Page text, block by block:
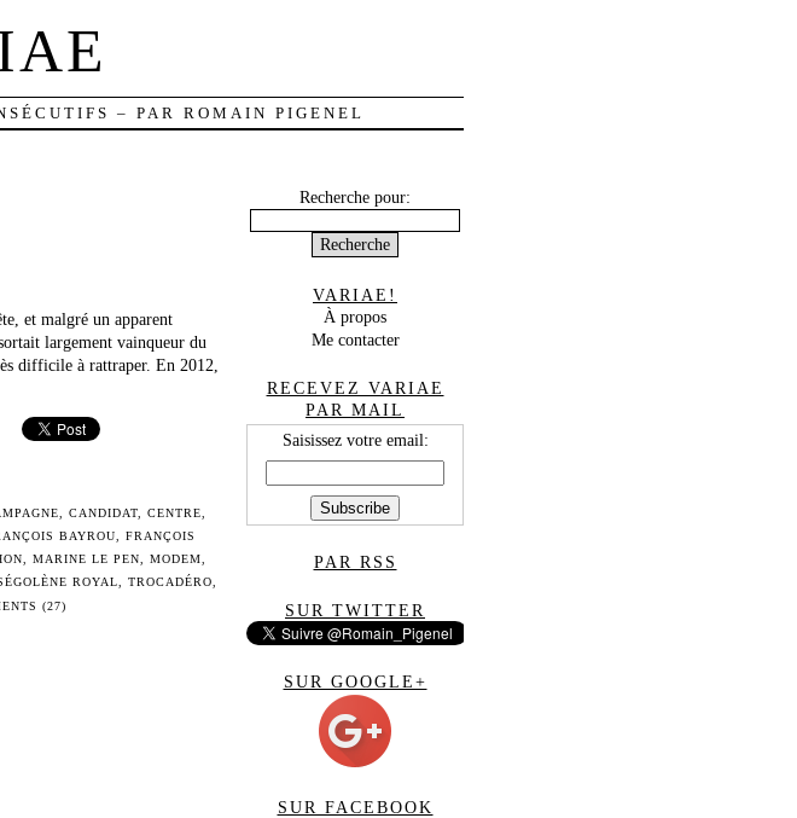
– PAR ROMAIN PIGENEL
et malgré un apparent
largement vainqueur du
difficile à rattraper. En 2012,
,CANDIDAT ,CENTRE
BAYROU
FRANÇOIS
MARINE LE PEN MODEM
ROYAL TROCADÉRO
(27)
Recherche pour:
VARIAE!
À propos
Me contacter
RECEVEZ VARIAE
PAR MAIL
Saisissez votre email:
PAR RSS
SUR TWITTER
SUR GOOGLE+
SUR FACEBOOK